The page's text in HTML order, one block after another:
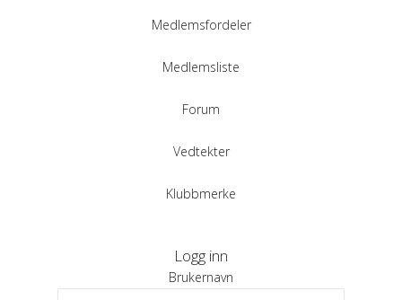
Medlemsfordeler
Medlemsliste
Forum
Vedtekter
Klubbmerke
Logg inn
Brukernavn